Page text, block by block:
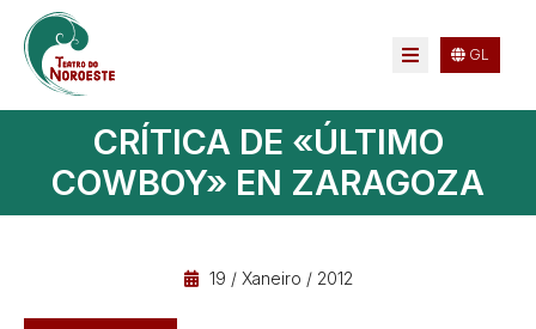
GL
CRÍTICA DE «ÚLTIMO
COWBOY» EN ZARAGOZA
19 / Xaneiro / 2012